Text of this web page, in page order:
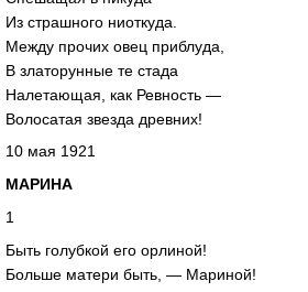
Из страшного ниоткуда.
Между прочих овец приблуда,
В златорунные те стада
Налетающая, как Ревность —
Волосатая звезда древних!
10 мая 1921
МАРИНА
1
Быть голубкой его орлиной!
Больше матери быть, — Мариной!